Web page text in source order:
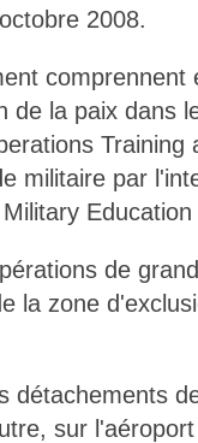
2008.
comprennent
de la paix dans
Training
militaire par
de
la zone
détachements
sur